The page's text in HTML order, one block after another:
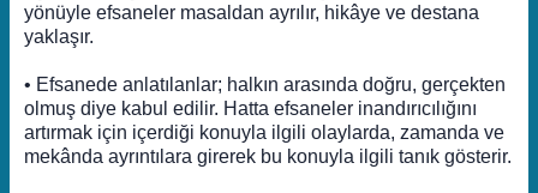
yönüyle efsaneler masaldan ayrılır, hikâye ve destana
yaklaşır.
• Efsanede anlatılanlar; halkın arasında doğru, gerçekten
olmuş diye kabul edilir. Hatta efsaneler inandırıcılığını
artırmak için içerdiği konuyla ilgili olaylarda, zamanda ve
mekânda ayrıntılara girerek bu konuyla ilgili tanık gösterir.